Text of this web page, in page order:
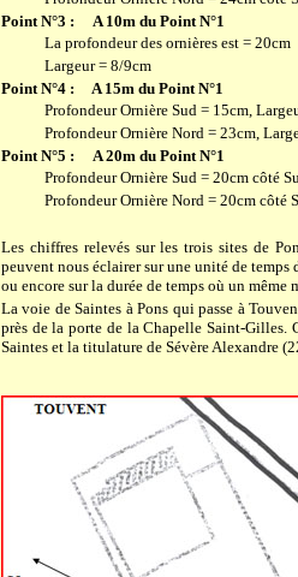
Point N°3 :
A 10m du Point N°1
La profondeur des ornières est = 20cm
Largeur = 8/9cm
Point N°4 :
A 15m du Point N°1
Profondeur Ornière Sud = 15cm,
Profondeur Ornière Nord = 23cm,
Point N°5 :
A 20m du Point N°1
Profondeur Ornière Sud = 20cm côté
Profondeur Ornière Nord = 20cm côté
Les chiffres relevés sur les trois sites de
peuvent nous éclairer sur une unité de
ou encore sur la durée de temps où un
La voie de Saintes à Pons qui passe à
près de la porte de la Chapelle Saint-Gilles.
Saintes et la titulature de Sévère Alexandre